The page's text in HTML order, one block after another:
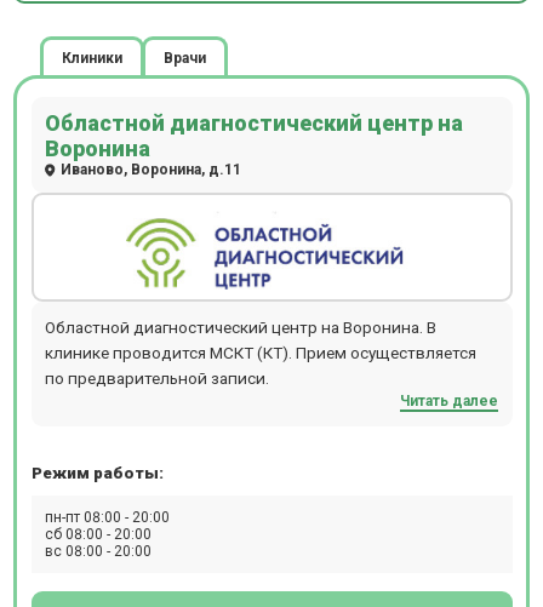
Клиники Врачи
Областной диагностический центр на
Воронина
Иваново, Воронина, д.11
Областной диагностический центр на Воронина. В
клинике проводится МСКТ (КТ). Прием осуществляется
по предварительной записи.
Читать далее
Режим работы:
пн-пт 08:00 - 20:00
сб 08:00 - 20:00
вс 08:00 - 20:00